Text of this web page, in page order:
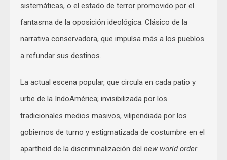
sistemáticas, o el estado de terror promovido por el
fantasma de la oposición ideológica. Clásico de la
narrativa conservadora, que impulsa más a los pueblos
a refundar sus destinos.
La actual escena popular, que circula en cada patio y
urbe de la IndoAmérica; invisibilizada por los
tradicionales medios masivos, vilipendiada por los
gobiernos de turno y estigmatizada de costumbre en el
apartheid de la discriminalización del new world order.